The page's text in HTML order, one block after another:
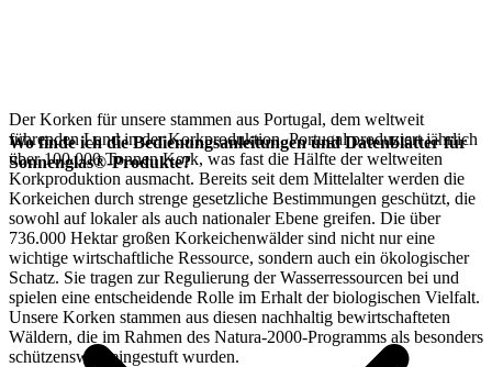
Der Korken für unsere stammen aus Portugal, dem weltweit
führenden Land in der Korkproduktion. Portugal produziert jährlich
über 100.000 Tonnen Kork, was fast die Hälfte der weltweiten
Korkproduktion ausmacht. Bereits seit dem Mittelalter werden die
Korkeichen durch strenge gesetzliche Bestimmungen geschützt, die
sowohl auf lokaler als auch nationaler Ebene greifen. Die über
736.000 Hektar großen Korkeichenwälder sind nicht nur eine
wichtige wirtschaftliche Ressource, sondern auch ein ökologischer
Schatz. Sie tragen zur Regulierung der Wasserressourcen bei und
spielen eine entscheidende Rolle im Erhalt der biologischen Vielfalt.
Unsere Korken stammen aus diesen nachhaltig bewirtschafteten
Wäldern, die im Rahmen des Natura-2000-Programms als besonders
schützenswert eingestuft wurden.
Wo finde ich die Bedienungsanleitungen und Datenblätter für
Sonnenglas®-Produkte?